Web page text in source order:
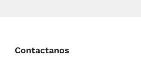
Contactanos